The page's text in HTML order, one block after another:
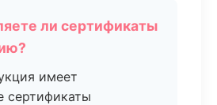
ли сертификаты
имеет
сертификаты